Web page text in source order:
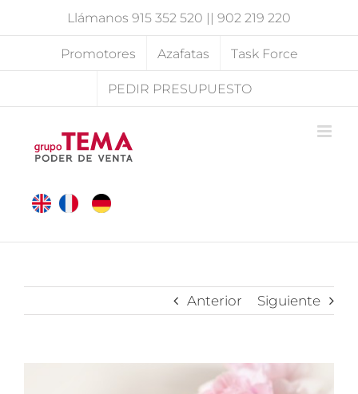
Llámanos 915 352 520 || 902 219 220
Promotores Azafatas Task Force
PEDIR PRESUPUESTO
Anterior Siguiente